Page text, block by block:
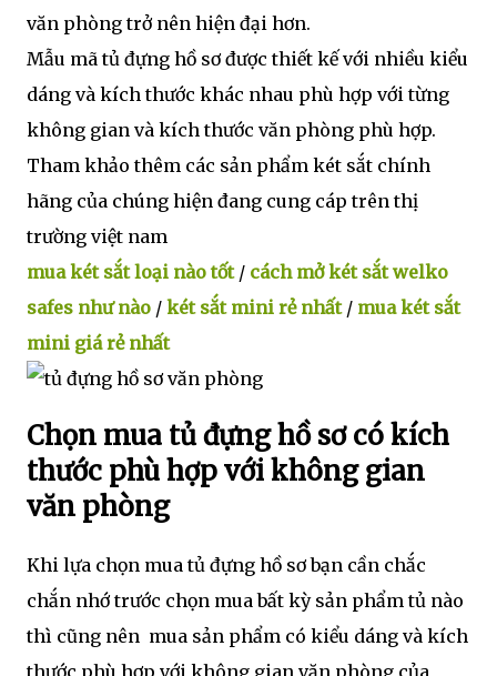
văn phòng trở nên hiện đại hơn.
Mẫu mã tủ đựng hồ sơ được thiết kế với nhiều kiểu
dáng và kích thước khác nhau phù hợp với từng
không gian và kích thước văn phòng phù hợp.
Tham khảo thêm các sản phẩm két sắt chính
hãng của chúng hiện đang cung cáp trên thị
trường việt nam
mua két sắt loại nào tốt/ cách mở két sắt welko
safes như nào / két sắt mini rẻ nhất/ mua két sắt
mini giá rẻ nhất
Chọn mua tủ đựng hồ sơ có kích
thước phù hợp với không gian
văn phòng
Khi lựa chọn mua tủ đựng hồ sơ bạn cần chắc
chắn nhớ trước chọn mua bất kỳ sản phẩm tủ nào
thì cũng nên mua sản phẩm có kiểu dáng và kích
thước phù hợp với không gian văn phòng của